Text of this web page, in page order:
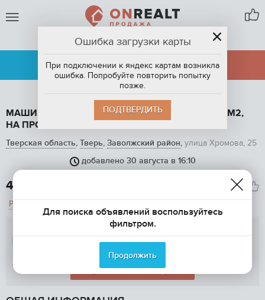
ТВЕРЬ
АРЕНДА
ПРОДАЖА
МАШИНОМЕСТО В ПОДЗЕМНОМ ПАРКИНГЕ, 17 М2,
НА ПРОДАЖУ В ТВЕРИ, УЛИЦА ХРОМОВА, 25
Тверская область, Тверь, Заволжский район, улица Хромова, 25
добавлено 30 августа в 16:10
1/ 6
460 000
Рассчитать ипотеку
Светлана Снопок
Показать телефон
Ошибка загрузки карты
При подключении к яндекс картам возникла
ошибка. Попробуйте повторить попытку
позже.
ПОДТВЕРДИТЬ
Для поиска объявлений воспользуйтесь
фильтром.
Продолжить